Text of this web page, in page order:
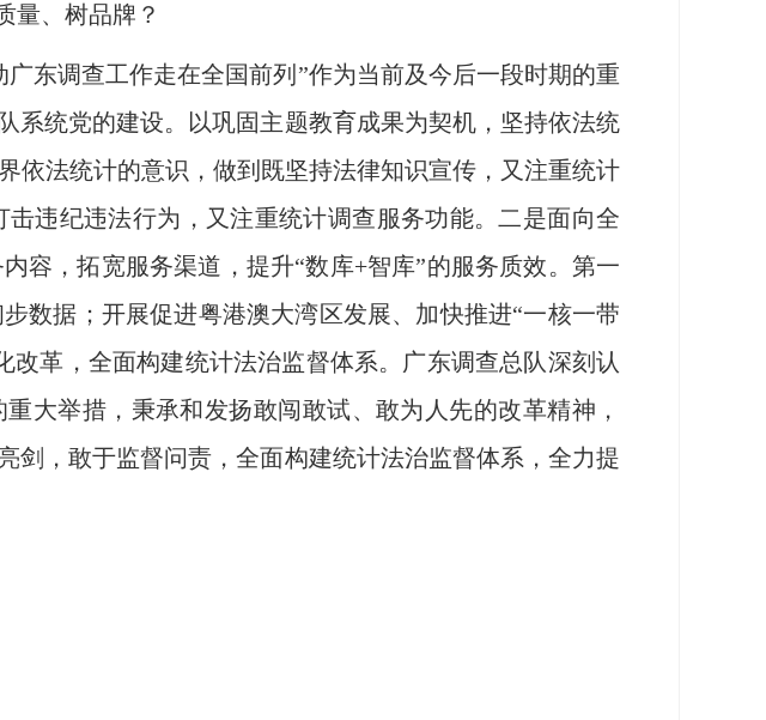
、树品牌？
调查工作走在全国前列”作为当前及今后一段时期的重
系统党的建设。以巩固主题教育成果为契机，坚持依法统
依法统计的意识，做到既坚持法律知识宣传，又注重统计
违纪违法行为，又注重统计调查服务功能。二是面向全
容，拓宽服务渠道，提升“数库+智库”的服务质效。第一
数据；开展促进粤港澳大湾区发展、加快推进“一核一带
革，全面构建统计法治监督体系。广东调查总队深刻认
大举措，秉承和发扬敢闯敢试、敢为人先的改革精神，
剑，敢于监督问责，全面构建统计法治监督体系，全力提